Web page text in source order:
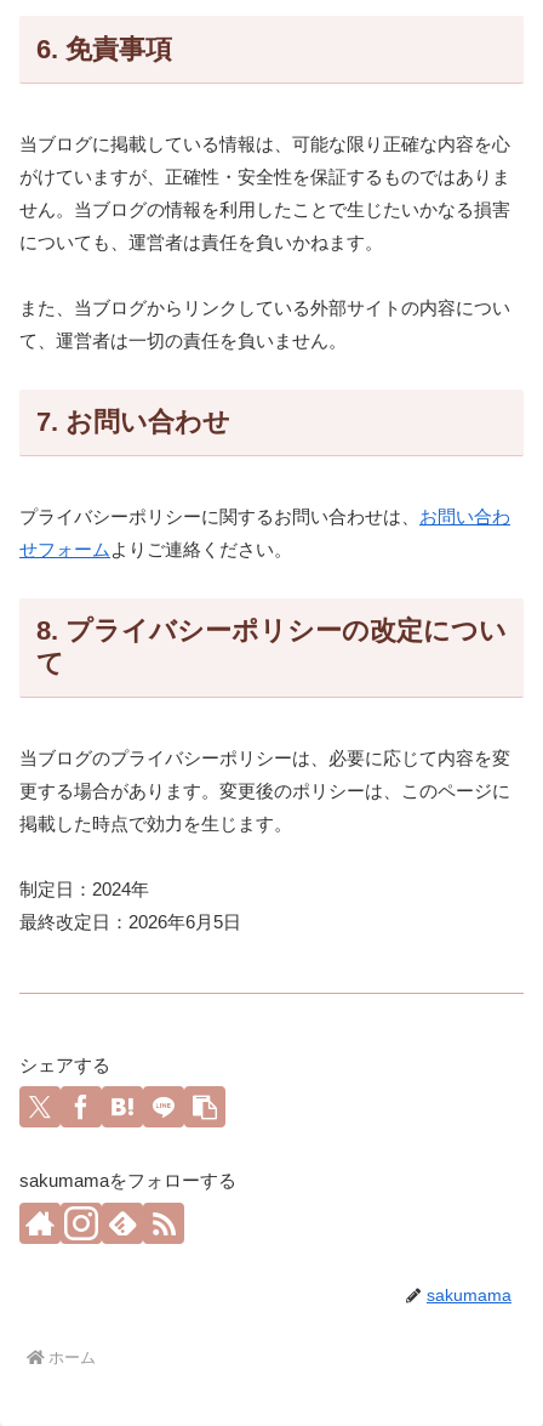
6. 免責事項
当ブログに掲載している情報は、可能な限り正確な内容を心
がけていますが、正確性・安全性を保証するものではありま
せん。当ブログの情報を利用したことで生じたいかなる損害
についても、運営者は責任を負いかねます。
また、当ブログからリンクしている外部サイトの内容につい
て、運営者は一切の責任を負いません。
7. お問い合わせ
プライバシーポリシーに関するお問い合わせは、 お問い合わ
せフォーム よりご連絡ください。
8. プライバシーポリシーの改定につい
て
当ブログのプライバシーポリシーは、必要に応じて内容を変
更する場合があります。変更後のポリシーは、このページに
掲載した時点で効力を生じます。
制定日：2024年
最終改定日：2026年6月5日
シェアする
sakumamaをフォローする
sakumama
ホーム